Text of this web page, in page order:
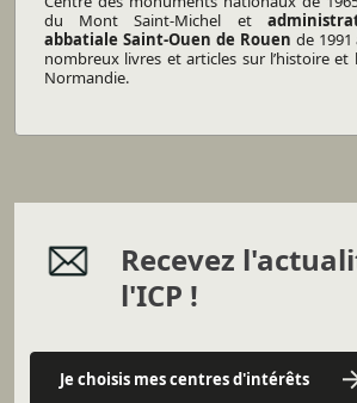
du Mont Saint-Michel et
abbatiale Saint-Ouen de Rouen de
nombreux livres et articles sur l’histoire
Normandie.
Recevez
l'ICP !
Je choisis mes centres d'intérêts